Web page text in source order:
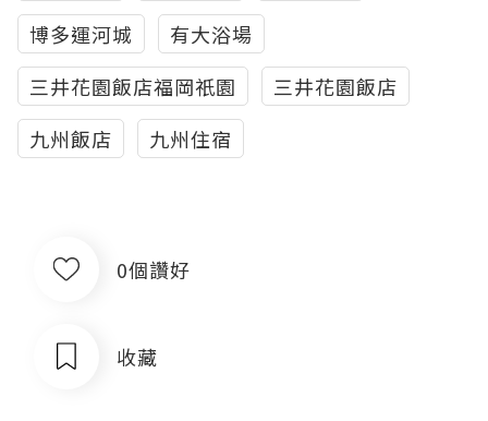
博多運河城
有大浴場
三井花園飯店福岡祇園
三井花園飯店
九州飯店
九州住宿
0個讚好
收藏